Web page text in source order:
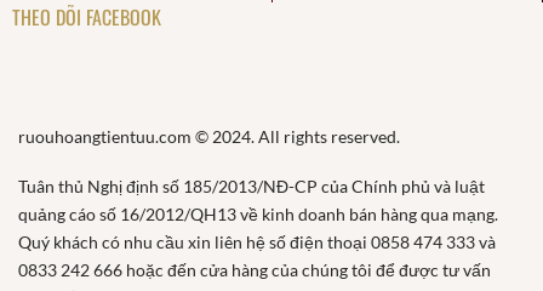
THEO DÕI FACEBOOK
ruouhoangtientuu.com © 2024. All rights reserved.
Tuân thủ Nghị định số 185/2013/NĐ-CP của Chính phủ và luật
quảng cáo số 16/2012/QH13 về kinh doanh bán hàng qua mạng.
Quý khách có nhu cầu xin liên hệ số điện thoại 0858 474 333 và
0833 242 666 hoặc đến cửa hàng của chúng tôi để được tư vấn